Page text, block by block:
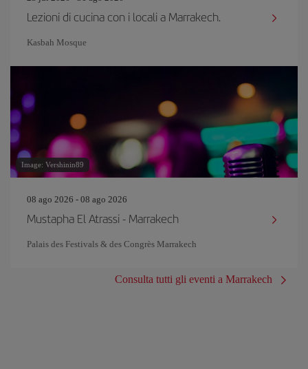
Lezioni di cucina con i locali a Marrakech.
Kasbah Mosque
Image: Vershinin89
08 ago 2026 - 08 ago 2026
Mustapha El Atrassi - Marrakech
Palais des Festivals & des Congrès Marrakech
Consulta tutti gli eventi a Marrakech